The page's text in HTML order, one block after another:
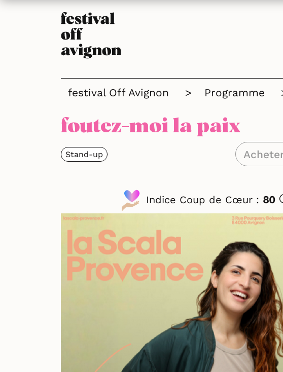
festival Off Avignon > Programme
foutez-moi la paix
Stand-up
Indice Coup de Cœur : 80